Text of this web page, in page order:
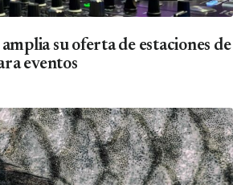
su oferta de estaciones de
eventos